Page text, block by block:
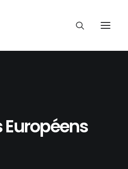
Européens